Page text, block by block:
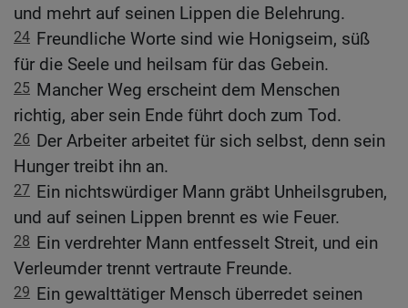
und mehrt auf seinen Lippen die Belehrung.
24 Freundliche Worte sind wie Honigseim, süß
für die Seele und heilsam für das Gebein.
25 Mancher Weg erscheint dem Menschen
richtig, aber sein Ende führt doch zum Tod.
26 Der Arbeiter arbeitet für sich selbst, denn sein
Hunger treibt ihn an.
27 Ein nichtswürdiger Mann gräbt Unheilsgruben,
und auf seinen Lippen brennt es wie Feuer.
28 Ein verdrehter Mann entfesselt Streit, und ein
Verleumder trennt vertraute Freunde.
29 Ein gewalttätiger Mensch überredet seinen